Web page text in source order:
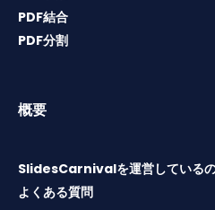
PDF結合
PDF分割
概要
SlidesCarnivalを運営しているの
よくある質問